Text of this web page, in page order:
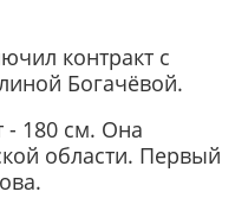
контракт с
Богачёвой.
- 180 см. Она
области. Первый